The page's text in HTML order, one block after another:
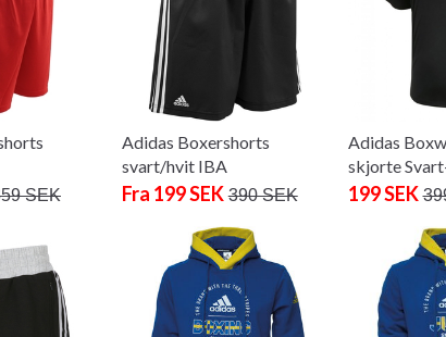
SEK
Adidas Boxershorts
svart/hvit IBA
Fra 199 SEK 390 SEK
Adidas
skjorte
199 SEK